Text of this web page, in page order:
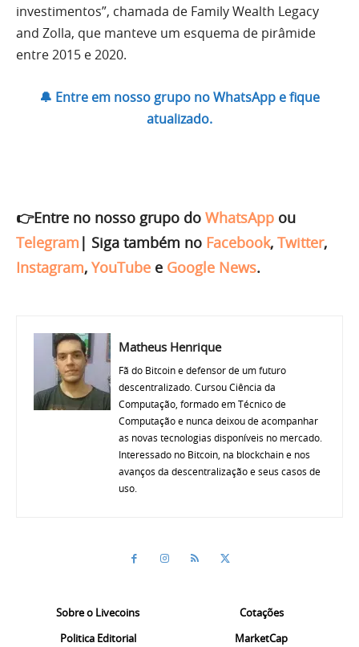
investimentos”, chamada de Family Wealth Legacy
and Zolla, que manteve um esquema de pirâmide
entre 2015 e 2020.
🔔 Entre em nosso grupo no WhatsApp e fique
atualizado.
👉Entre no nosso grupo do WhatsApp ou
Telegram | Siga também no Facebook, Twitter,
Instagram, YouTube e Google News.
Matheus Henrique
Fã do Bitcoin e defensor de um futuro
descentralizado. Cursou Ciência da
Computação, formado em Técnico de
Computação e nunca deixou de acompanhar
as novas tecnologias disponíveis no mercado.
Interessado no Bitcoin, na blockchain e nos
avanços da descentralização e seus casos de
uso.
Sobre o Livecoins
Politica Editorial
Cotações
MarketCap